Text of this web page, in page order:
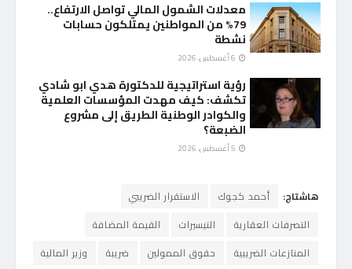
معدلات الشمول المالي تواصل الارتفاع..
79% من المواطنين يمتلكون حسابات
نشطة
رؤية استراتيجية للدكتورة هدي ابو شادي
تكشف: كيف مهدت المؤسسات العلمية
والكوادر الوطنية الطريق إلى مشروع
الضبعة؟
هاشتاج: أحمد كجوك
الاستقرار الضريبي
التصرفات العقارية
التيسيرات
القيمة المضافة
المنازعات الضريبية
حقوق الممولين ضريبة وزير المالية